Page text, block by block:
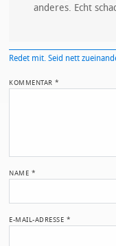
anderes. Echt
Redet mit. Seid nett
KOMMENTAR*
NAME *
E-MAIL-ADRESSE *